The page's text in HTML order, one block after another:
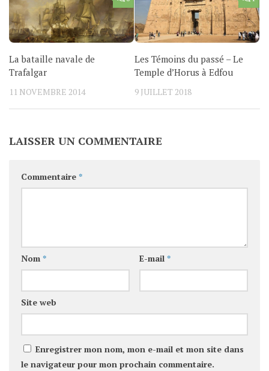
La bataille navale de
Trafalgar
11 NOVEMBRE 2014
Les Témoins du passé – Le
Temple d’Horus à Edfou
9 JUILLET 2018
LAISSER UN COMMENTAIRE
Commentaire *
Nom * E-mail *
Site web
Enregistrer mon nom, mon e-mail et mon site dans
le navigateur pour mon prochain commentaire.